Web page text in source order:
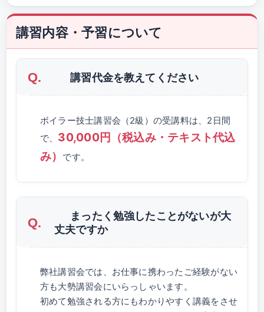
講習内容・予習について
講習代金を教えてください
ボイラー技士講習会（2級）の受講料は、2日間
で、 30,000円（税込み・テキスト代込
み）
です。
まったく勉強したことがないが大
丈夫ですか
弊社講習会では、お仕事に携わったご経験がない
方も大勢講習会にいらっしゃいます。
初めて勉強される方にもわかりやすく講義をさせ